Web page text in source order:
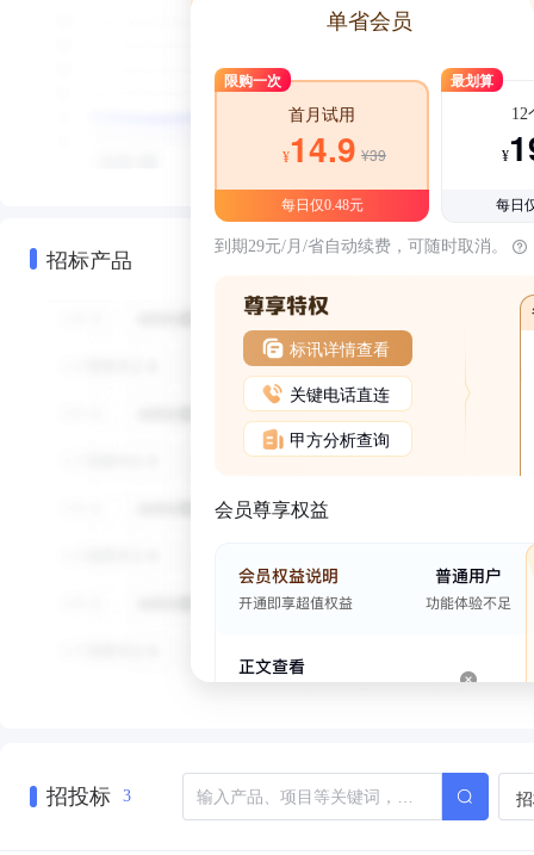
招标产品
单省会员
限购一次
首月试用
¥14.9 ¥39
每日仅0.48元
最划算
12
¥
每日
到期29元/月/省自动续费，可随时取消。
标讯详情查看
关键电话直连
甲方分析查询
会员尊享权益
招投标 3